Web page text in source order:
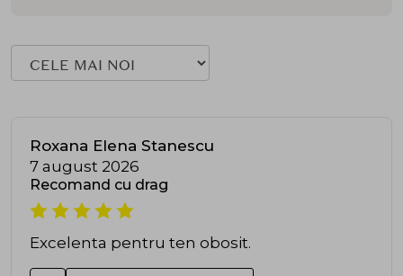
Roxana Elena Stanescu
7 august 2026
Recomand cu drag
Excelenta pentru ten obosit.